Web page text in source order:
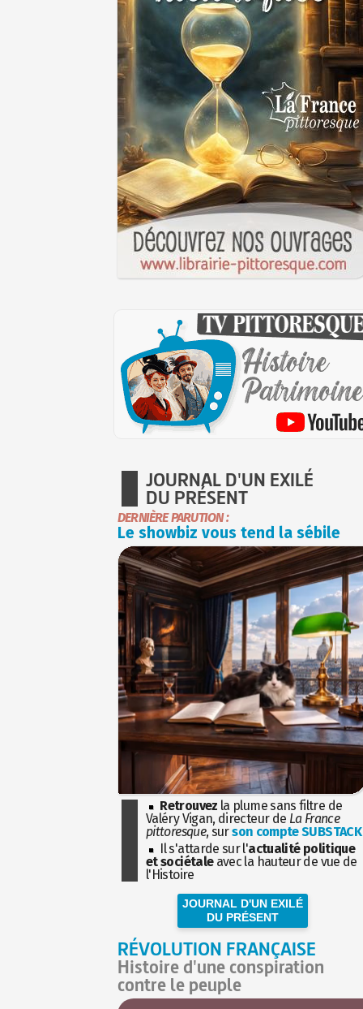
JOURNAL D'UN EXILÉ
DU PRÉSENT
DERNIÈRE PARUTION :
Le showbiz vous tend la sébile
Retrouvez la plume sans filtre de
Valéry Vigan, directeur de La France
pittoresque, surson compte SUBSTACK
Il s'attarde sur l'actualité politique
et sociétaleavec la hauteur de vue de
l'Histoire
JOURNAL D'UN EXILÉ
DU PRÉSENT
RÉVOLUTION FRANÇAISE
Histoire d'une conspiration
contre le peuple